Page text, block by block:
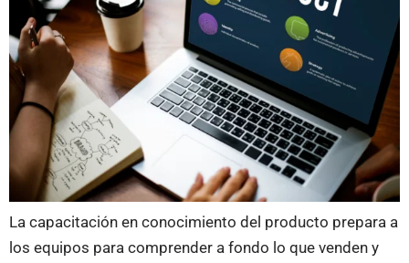
La capacitación en conocimiento del producto prepara a
los equipos para comprender a fondo lo que venden y